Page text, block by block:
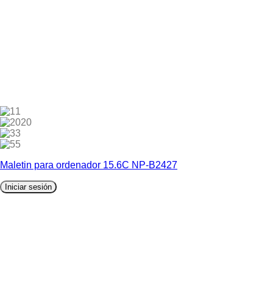
1
20
3
5
Maletin para ordenador 15.6C NP-B2427
Iniciar sesión